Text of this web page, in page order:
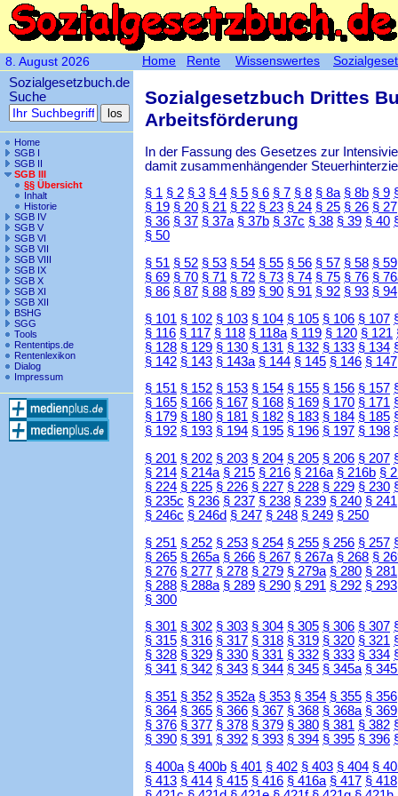
8. August 2026
Sozialgesetzbuch.de
Suche
Home
SGB I
SGB II
SGB III
§§ Übersicht
Inhalt
Historie
SGB IV
SGB V
SGB VI
SGB VII
SGB VIII
SGB IX
SGB X
SGB XI
SGB XII
BSHG
SGG
Tools
Rententips.de
Rentenlexikon
Dialog
Impressum
Sozialgesetzbuch Drittes
Arbeitsförderung
In der Fassung des Gesetzes zur
damit zusammenhängender
§ 1 § 2 § 3 § 4 § 5 § 6 § 7 § 8 § 8a § 8b § 9
§ 19 § 20 § 21 § 22 § 23 § 24 § 25 § 26 § 27
§ 36 § 37 § 37a § 37b § 37c § 38 § 39 § 40
§ 50
§ 51 § 52 § 53 § 54 § 55 § 56 § 57 § 58 § 59
§ 69 § 70 § 71 § 72 § 73 § 74 § 75 § 76 §
§ 86 § 87 § 88 § 89 § 90 § 91 § 92 § 93 § 94
§ 101 § 102 § 103 § 104 § 105 § 106 § 107
§ 116 § 117 § 118 § 118a § 119 § 120 § 121
§ 128 § 129 § 130 § 131 § 132 § 133 § 134
§ 142 § 143 § 143a § 144 § 145 § 146 § 147
§ 151 § 152 § 153 § 154 § 155 § 156 § 157
§ 165 § 166 § 167 § 168 § 169 § 170 § 171
§ 179 § 180 § 181 § 182 § 183 § 184 § 185
§ 192 § 193 § 194 § 195 § 196 § 197 § 198
§ 201 § 202 § 203 § 204 § 205 § 206 § 207
§ 214 § 214a § 215 § 216 § 216a § 216b §
§ 224 § 225 § 226 § 227 § 228 § 229 § 230
§ 235c § 236 § 237 § 238 § 239 § 240 § 241
§ 246c § 246d § 247 § 248 § 249 § 250
§ 251 § 252 § 253 § 254 § 255 § 256 § 257
§ 265 § 265a § 266 § 267 § 267a § 268 §
§ 276 § 277 § 278 § 279 § 279a § 280 § 281
§ 288 § 288a § 289 § 290 § 291 § 292 § 293
§ 300
§ 301 § 302 § 303 § 304 § 305 § 306 § 307
§ 315 § 316 § 317 § 318 § 319 § 320 § 321
§ 328 § 329 § 330 § 331 § 332 § 333 § 334
§ 341 § 342 § 343 § 344 § 345 § 345a §
§ 351 § 352 § 352a § 353 § 354 § 355 § 356
§ 364 § 365 § 366 § 367 § 368 § 368a § 369
§ 376 § 377 § 378 § 379 § 380 § 381 § 382
§ 390 § 391 § 392 § 393 § 394 § 395 § 396
§ 400a § 400b § 401 § 402 § 403 § 404 §
§ 413 § 414 § 415 § 416 § 416a § 417 § 418
Home Rente Wissenswertes